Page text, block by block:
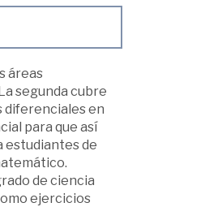
áreas
segunda cubre
diferenciales en
para que así
estudiantes de
de ciencia
ejercicios